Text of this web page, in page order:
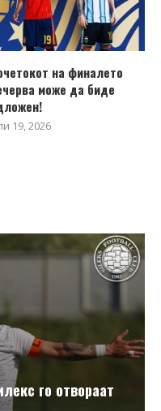
на финалето
може да биде
19, 2026
го отвораат